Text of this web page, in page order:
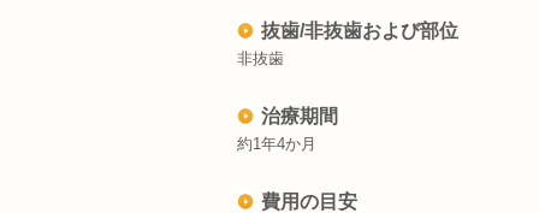
抜歯/非抜歯および部位
非抜歯
治療期間
約1年4か月
費用の目安